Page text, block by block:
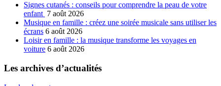
Signes cutanés : conseils pour comprendre la peau de votre
enfant 7 août 2026
Musique en famille : créez une soirée musicale sans utiliser les
écrans 6 août 2026
Loisir en famille : la musique transforme les voyages en
voiture 6 août 2026
Les archives d’actualités